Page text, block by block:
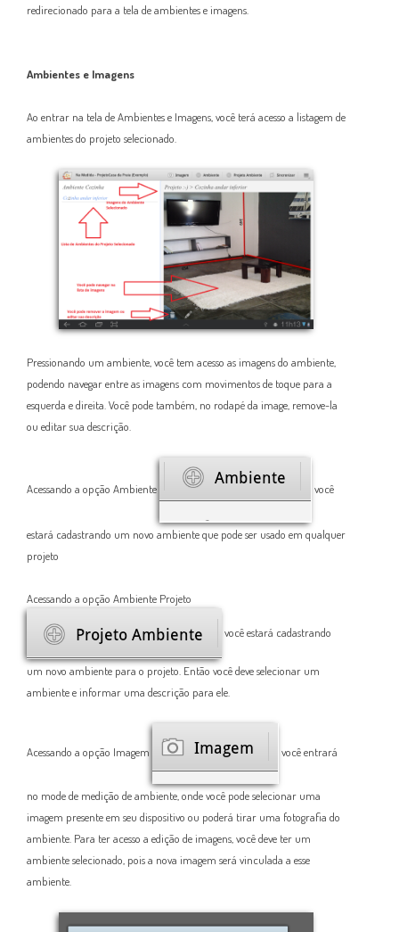
redirecionado para a tela de ambientes e imagens.
Ambientes e Imagens
Ao entrar na tela de Ambientes e Imagens, você terá acesso a listagem de
ambientes do projeto selecionado.
Pressionando um ambiente, você tem acesso as imagens do ambiente,
podendo navegar entre as imagens com movimentos de toque para a
esquerda e direita. Você pode também, no rodapé da image, remove-la
ou editar sua descrição.
Acessando a opção Ambiente você
estará cadastrando um novo ambiente que pode ser usado em qualquer
projeto
Acessando a opção Ambiente Projeto
você estará cadastrando
um novo ambiente para o projeto. Então você deve selecionar um
ambiente e informar uma descrição para ele.
Acessando a opção Imagem você entrará
no mode de medição de ambiente, onde você pode selecionar uma
imagem presente em seu dispositivo ou poderá tirar uma fotografia do
ambiente. Para ter acesso a edição de imagens, você deve ter um
ambiente selecionado, pois a nova imagem será vinculada a esse
ambiente.